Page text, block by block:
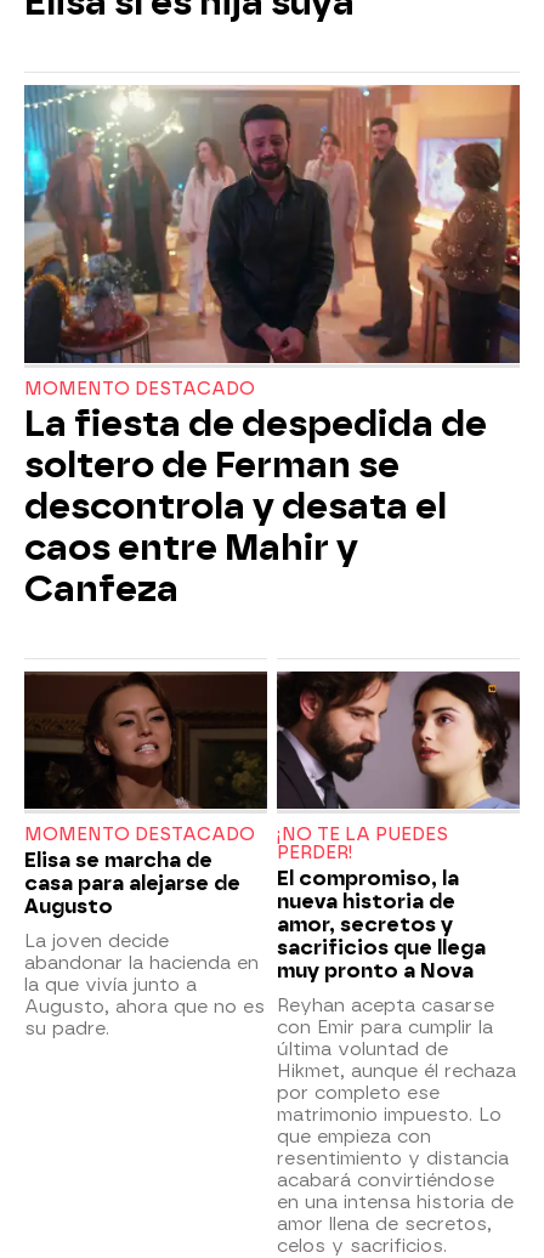
MOMENTO DESTACADO
La fiesta de despedida de
soltero de Ferman se
descontrola y desata el
caos entre Mahir y
Canfeza
MOMENTO DESTACADO
Elisa se marcha de
casa para alejarse de
Augusto
La joven decide
abandonar la hacienda en
la que vivía junto a
Augusto, ahora que no es
su padre.
¡NO TE LA PUEDES
PERDER!
El compromiso, la
nueva historia de
amor, secretos y
sacrificios que llega
muy pronto a Nova
Reyhan acepta casarse
con Emir para cumplir la
última voluntad de
Hikmet, aunque él rechaza
por completo ese
matrimonio impuesto. Lo
que empieza con
resentimiento y distancia
acabará convirtiéndose
en una intensa historia de
amor llena de secretos,
celos y sacrificios.